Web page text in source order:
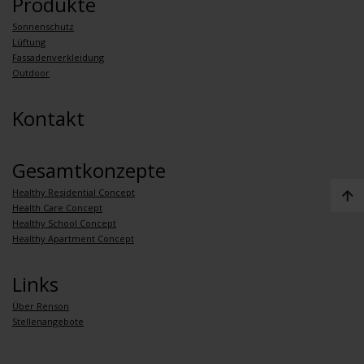
Sonnenschutz
Lüftung
Fassadenverkleidung
Outdoor
Kontakt
Gesamtkonzepte
Healthy Residential Concept
Health Care Concept
Healthy School Concept
Healthy Apartment Concept
Links
Über Renson
Stellenangebote